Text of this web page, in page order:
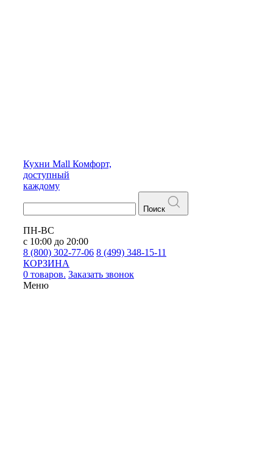
Кухни Mall Комфорт,
доступный
каждому
Поиск
ПН-ВС
с 10:00 до 20:00
8 (800) 302-77-06 8 (499) 348-15-11
КОРЗИНА
0 товаров. Заказать звонок
Меню